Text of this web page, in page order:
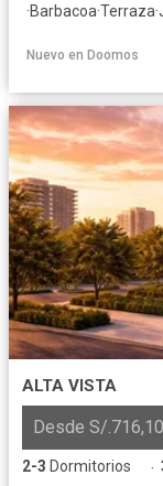
·Barbacoa·Terraza·
Nuevo en Doomos
ALTA VISTA
Desde S/
2-3 Dormitorios ·